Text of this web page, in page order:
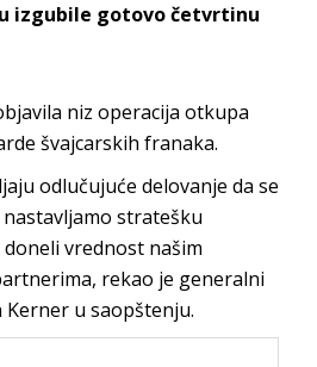
izgubile gotovo četvrtinu
niz operacija otkupa
švajcarskih franaka.
odlučujuće delovanje da se
stratešku
vrednost našim
rekao je generalni
u saopštenju.